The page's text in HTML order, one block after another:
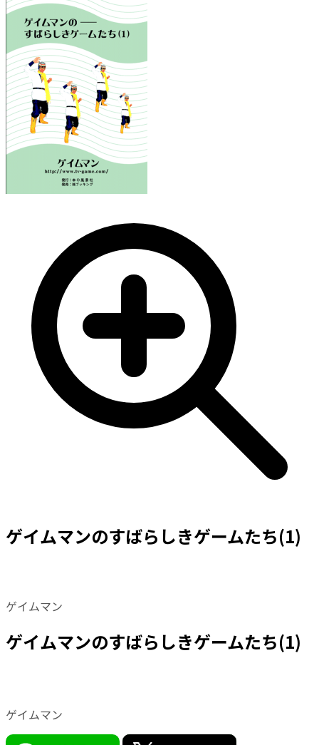
ゲイムマンのすばらしきゲームたち(1)
ゲイムマン
ゲイムマンのすばらしきゲームたち(1)
ゲイムマン